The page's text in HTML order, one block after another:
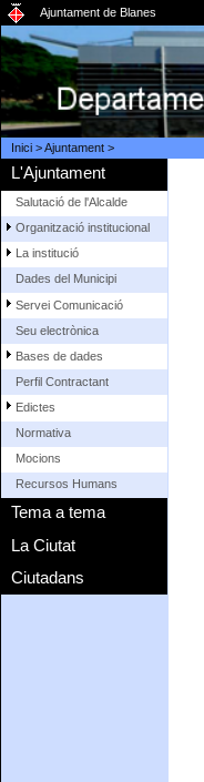
Ajuntament de Blanes
Inici>Ajuntament>
L'Ajuntament
Salutació de l'Alcalde
Organització institucional
La institució
Dades del Municipi
Servei Comunicació
Seu electrònica
Bases de dades
Perfil Contractant
Edictes
Normativa
Mocions
Recursos Humans
Tema a tema
La Ciutat
Ciutadans